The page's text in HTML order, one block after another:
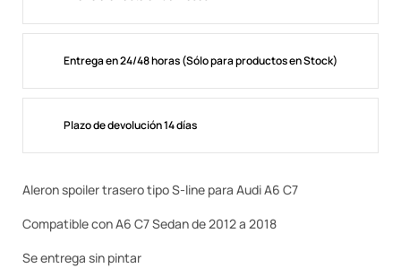
Entrega en 24/48 horas (Sólo para productos en Stock)
Plazo de devolución 14 días
Aleron spoiler trasero tipo S-line para Audi A6 C7
Compatible con A6 C7 Sedan de 2012 a 2018
Se entrega sin pintar